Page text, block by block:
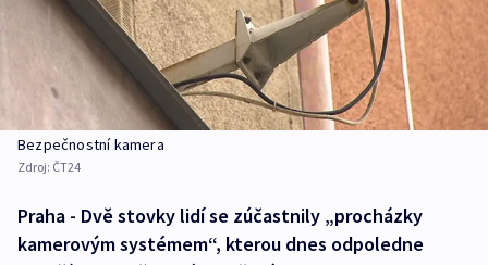
Bezpečnostní kamera
Zdroj: ČT24
Praha - Dvě stovky lidí se zúčastnily „procházky
kamerovým systémem“, kterou dnes odpoledne